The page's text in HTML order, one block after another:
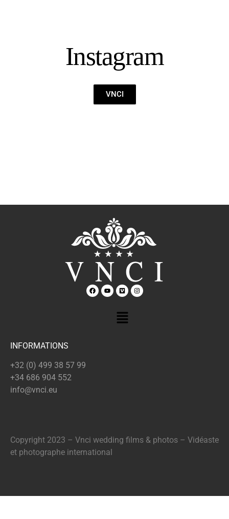
Instagram
VNCI
INFORMATIONS
+32 (0) 499 38 57 99
​​​​​​​+34 686 904 552
info@vnci.eu
Copyright 2023 – Vnci wedding films & photos – Vidéaste
et photographe international​​​​​​​